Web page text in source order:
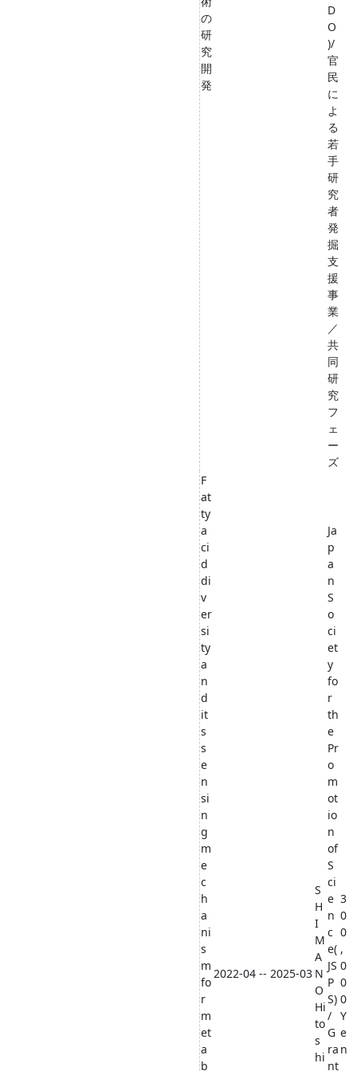
の
研
究
開
発
D
O
)/
官
民
に
よ
る
若
手
研
究
者
発
掘
支
援
事
業
／
共
同
研
究
フ
ェ
ー
ズ
F
at
ty
a
ci
d
di
v
er
si
ty
a
n
d
it
s
s
e
n
si
n
g
m
e
c
h
a
ni
s
m
fo
r
m
et
a
b
2022-04 -- 2025-03
S
H
I
M
A
N
O
Hi
to
s
hi
Ja
p
a
n
S
o
ci
et
y
fo
r
th
e
Pr
o
m
ot
io
n
of
S
ci
e
n
c
e(
JS
P
S)
/
G
ra
nt
3
0
0
,
0
0
0
Y
e
n